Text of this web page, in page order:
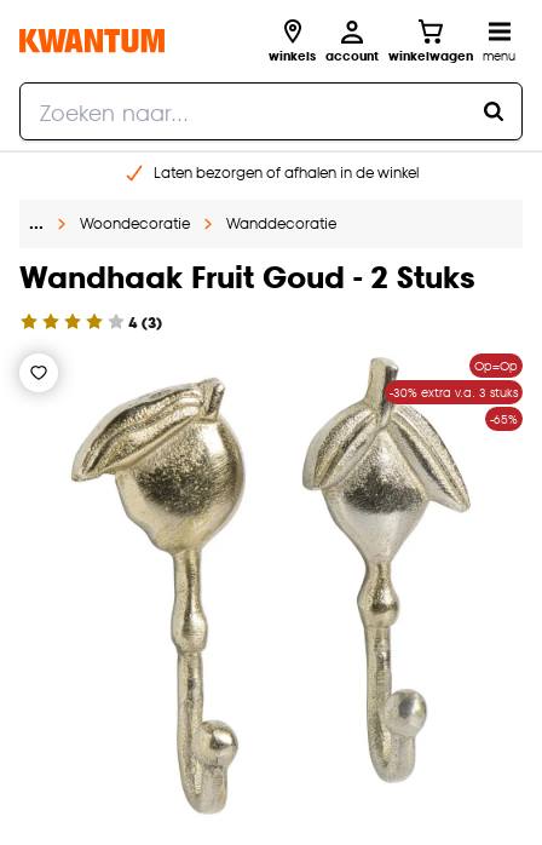
winkels account winkelwagen menu
Laten bezorgen of afhalen in de winkel
Gratis raam advies en inmeten aan huis
… Woondecoratie Wanddecoratie
Wandhaak Fruit Goud - 2 Stuks
4(3)
Op=Op
-30% extra v.a. 3 stuks
-65%